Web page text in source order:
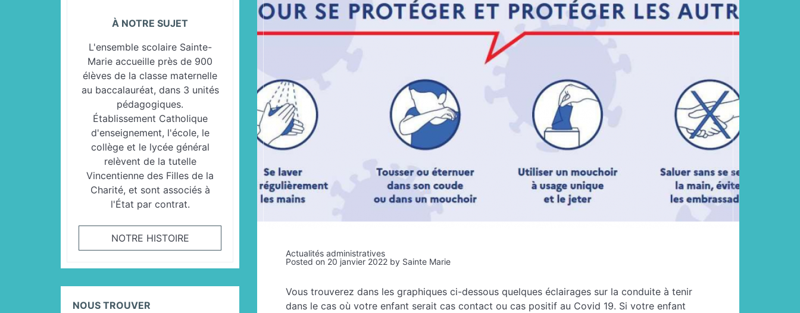
Actualités administratives
Posted on 20 janvier 2022 by Sainte Marie
Vous trouverez dans les graphiques ci-dessous quelques éclairages sur la conduite à tenir
dans le cas où votre enfant serait cas contact ou cas positif au Covid 19. Si votre enfant
À NOTRE SUJET
L'ensemble scolaire Sainte-
Marie accueille près de 900
élèves de la classe maternelle
au baccalauréat, dans 3 unités
pédagogiques.
Établissement Catholique
d'enseignement, l'école, le
collège et le lycée général
relèvent de la tutelle
Vincentienne des Filles de la
Charité, et sont associés à
l'État par contrat.
NOTRE HISTOIRE
NOUS TROUVER